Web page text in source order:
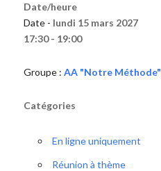
Date/heure
Date - lundi 15 mars 2027
17:30 - 19:00
Groupe : AA "Notre Méthode"
Catégories
En ligne uniquement
Réunion à thème